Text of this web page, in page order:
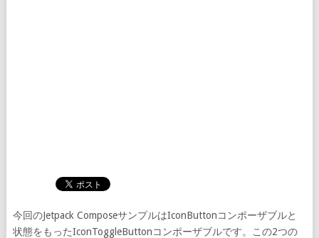
今回のJetpack ComposeサンプルはIconButtonコンポーザブルと
状態をもったIconToggleButtonコンポーザブルです。この2つの